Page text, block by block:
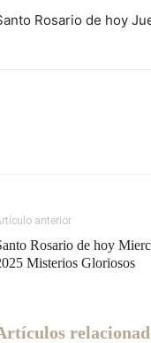
Rosario de hoy
anterior
Rosario de hoy
Misterios Gloriosos